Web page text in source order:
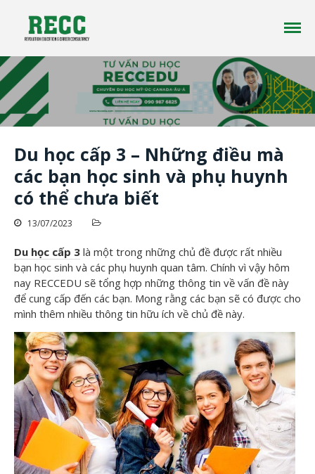
Trang chủ
Du học
Tin tức
Tư vấn Du Học - Reccedu | Du học
Úc, Mỹ, Canada, New Zealand uy
tín tại Việt Nam
Công ty tư vấn du học RECC EDUCATION là một
kinh nghiệm trong lĩnh vực du học ở nhiều
quốc gia trên thế giới
Du học cấp 3 – Những điều mà
các bạn học sinh và phụ huynh
có thể chưa biết
13/07/2023
Du học cấp 3 là một trong những chủ đề được rất nhiều
bạn học sinh và các phụ huynh quan tâm. Chính vì vậy hôm
nay RECCEDU sẽ tổng hợp những thông tin về vấn đề này
để cung cấp đến các bạn. Mong rằng các bạn sẽ có được cho
mình thêm nhiều thông tin hữu ích về chủ đề này.